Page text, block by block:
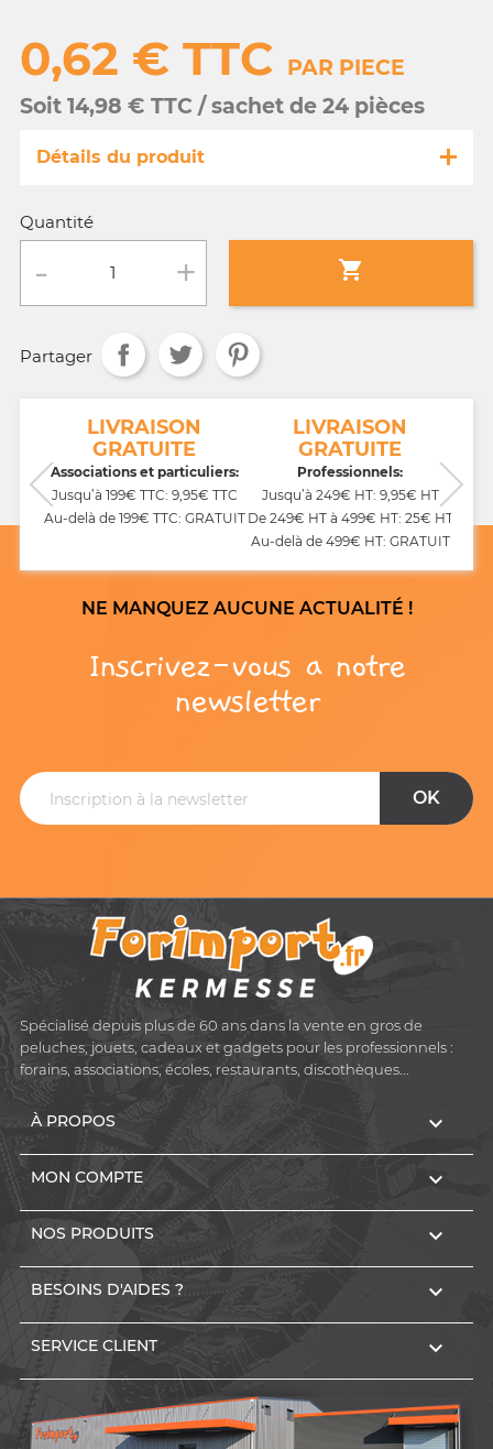
0,62 € TTC PAR PIECE
Soit 14,98 € TTC / sachet de 24 pièces
Détails du produit
Référence
Fiche technique
Conditionnement :
Age :
Quantité

Partager
LIVRAISON
GRATUITE
Associations et particuliers:
Jusqu’à 199€ TTC: 9,95€ TTC
Au-delà de 199€ TTC: GRATUIT
LIVRAISON
GRATUITE
Professionnels:
Jusqu’à 249€ HT: 9,95€ HT
De 249€ HT à 499€ HT: 25€ HT
Au-delà de 499€ HT: GRATUIT
NE MANQUEZ AUCUNE ACTUALITÉ !
Inscrivez-vous a notre
newsletter
Spécialisé depuis plus de 60 ans dans la vente en gros de
peluches, jouets, cadeaux et gadgets pour les professionnels :
forains, associations, écoles, restaurants, discothèques...
À PROPOS 
MON COMPTE 
NOS PRODUITS 
BESOINS D'AIDES ? 
SERVICE CLIENT 